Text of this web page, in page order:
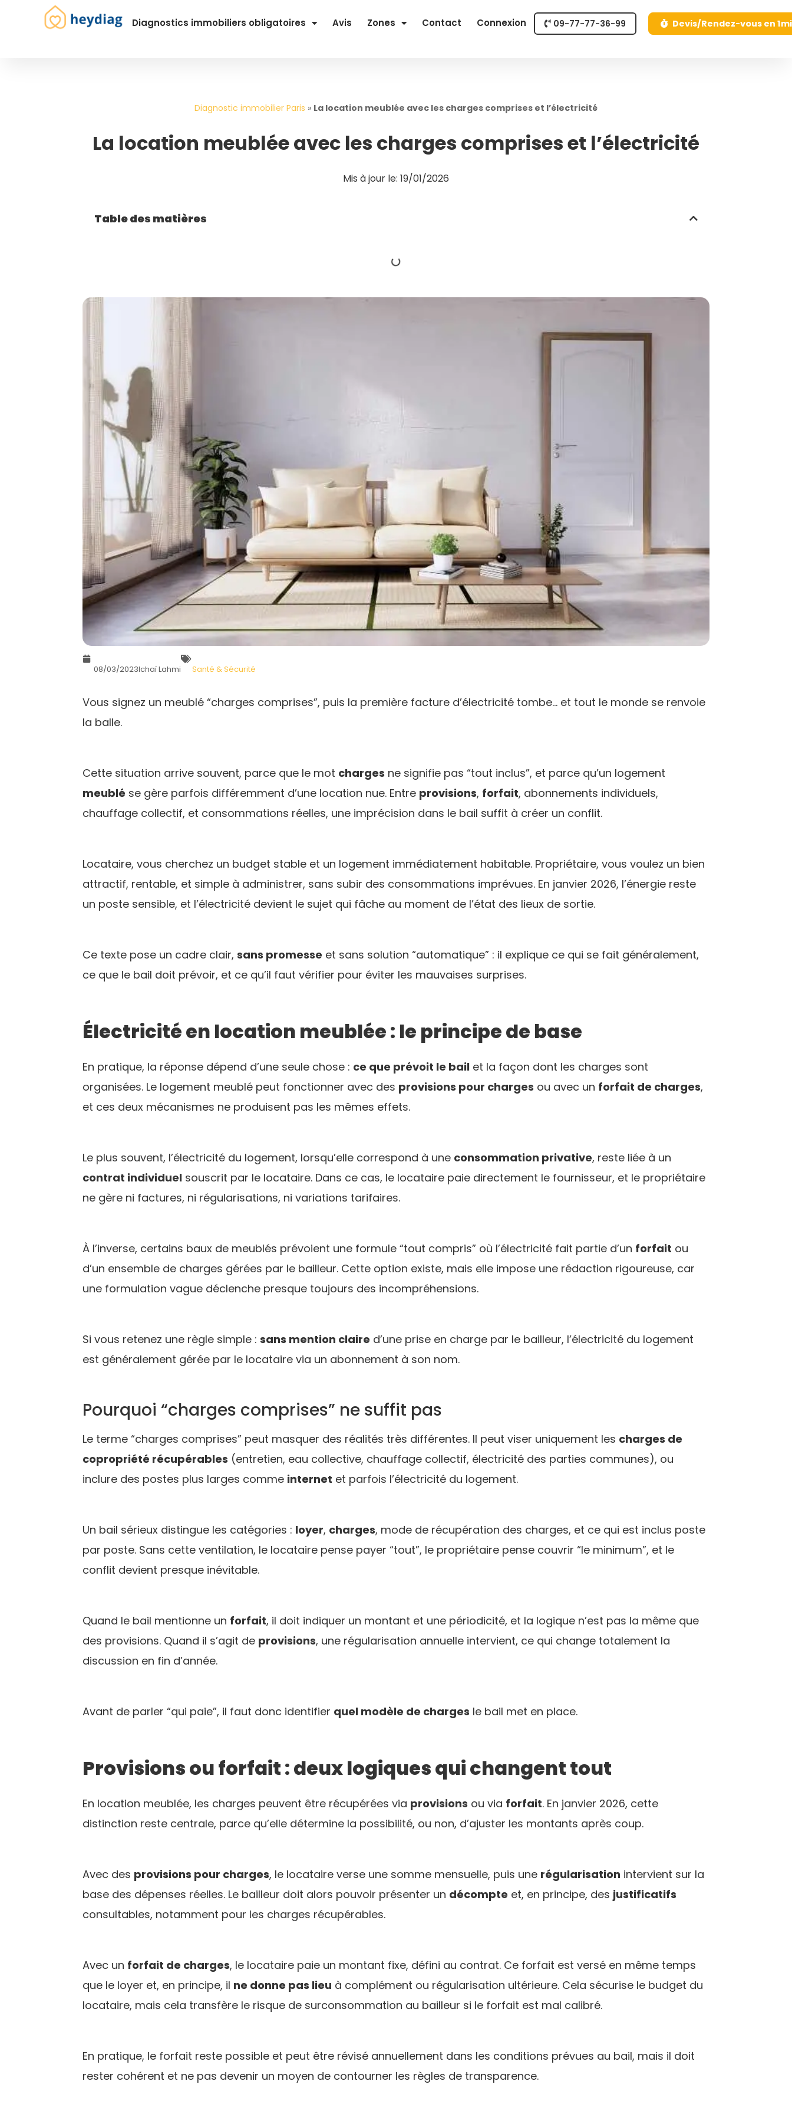
Diagnostics immobiliers obligatoires Avis Zones Contact Connexion 09-77-77-36-99 Devis/Rendez-vous en
Diagnostic immobilier Paris » La location meublée avec les charges comprises et l’électricité
La location meublée avec les charges comprises et l’électricité
Mis à jour le: 19/01/2026
Table des matières
08/03/2023Ichaï Lahmi Santé & Sécurité
Vous signez un meublé “charges comprises”, puis la première facture d’électricité tombe… et tout le monde se renvoie
la balle.
Cette situation arrive souvent, parce que le mot charges ne signifie pas “tout inclus”, et parce qu’un logement
meublé se gère parfois différemment d’une location nue. Entre provisions, forfait, abonnements individuels,
chauffage collectif, et consommations réelles, une imprécision dans le bail suffit à créer un conflit.
Locataire, vous cherchez un budget stable et un logement immédiatement habitable. Propriétaire, vous voulez un bien
attractif, rentable, et simple à administrer, sans subir des consommations imprévues. En janvier 2026, l’énergie reste
un poste sensible, et l’électricité devient le sujet qui fâche au moment de l’état des lieux de sortie.
Ce texte pose un cadre clair, sans promesse et sans solution “automatique” : il explique ce qui se fait généralement,
ce que le bail doit prévoir, et ce qu’il faut vérifier pour éviter les mauvaises surprises.
Électricité en location meublée : le principe de base
En pratique, la réponse dépend d’une seule chose : ce que prévoit le bail et la façon dont les charges sont
organisées. Le logement meublé peut fonctionner avec des provisions pour charges ou avec un forfait de charges,
et ces deux mécanismes ne produisent pas les mêmes effets.
Le plus souvent, l’électricité du logement, lorsqu’elle correspond à une consommation privative, reste liée à un
contrat individuel souscrit par le locataire. Dans ce cas, le locataire paie directement le fournisseur, et le propriétaire
ne gère ni factures, ni régularisations, ni variations tarifaires.
À l’inverse, certains baux de meublés prévoient une formule “tout compris” où l’électricité fait partie d’un forfait ou
d’un ensemble de charges gérées par le bailleur. Cette option existe, mais elle impose une rédaction rigoureuse, car
une formulation vague déclenche presque toujours des incompréhensions.
Si vous retenez une règle simple : sans mention claire d’une prise en charge par le bailleur, l’électricité du logement
est généralement gérée par le locataire via un abonnement à son nom.
Pourquoi “charges comprises” ne suffit pas
Le terme “charges comprises” peut masquer des réalités très différentes. Il peut viser uniquement les charges de
copropriété récupérables (entretien, eau collective, chauffage collectif, électricité des parties communes), ou
inclure des postes plus larges comme internet et parfois l’électricité du logement.
Un bail sérieux distingue les catégories : loyer, charges, mode de récupération des charges, et ce qui est inclus poste
par poste. Sans cette ventilation, le locataire pense payer “tout”, le propriétaire pense couvrir “le minimum”, et le
conflit devient presque inévitable.
Quand le bail mentionne un forfait, il doit indiquer un montant et une périodicité, et la logique n’est pas la même que
des provisions. Quand il s’agit de provisions, une régularisation annuelle intervient, ce qui change totalement la
discussion en fin d’année.
Avant de parler “qui paie”, il faut donc identifier quel modèle de charges le bail met en place.
Provisions ou forfait : deux logiques qui changent tout
En location meublée, les charges peuvent être récupérées via provisions ou via forfait. En janvier 2026, cette
distinction reste centrale, parce qu’elle détermine la possibilité, ou non, d’ajuster les montants après coup.
Avec des provisions pour charges, le locataire verse une somme mensuelle, puis une régularisation intervient sur la
base des dépenses réelles. Le bailleur doit alors pouvoir présenter un décompte et, en principe, des justificatifs
consultables, notamment pour les charges récupérables.
Avec un forfait de charges, le locataire paie un montant fixe, défini au contrat. Ce forfait est versé en même temps
que le loyer et, en principe, il ne donne pas lieu à complément ou régularisation ultérieure. Cela sécurise le budget du
locataire, mais cela transfère le risque de surconsommation au bailleur si le forfait est mal calibré.
En pratique, le forfait reste possible et peut être révisé annuellement dans les conditions prévues au bail, mais il doit
rester cohérent et ne pas devenir un moyen de contourner les règles de transparence.